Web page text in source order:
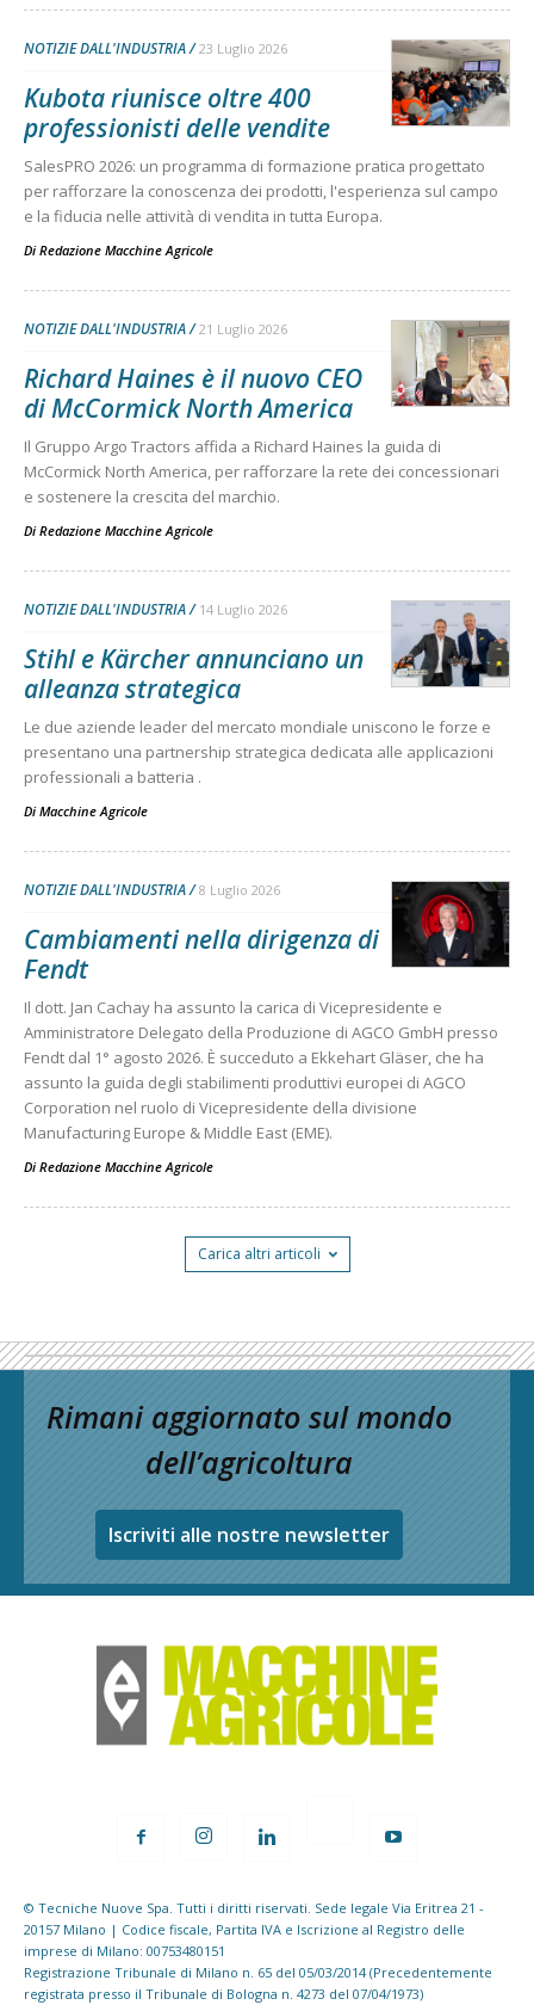
NOTIZIE DALL'INDUSTRIA 23 Luglio 2026
Kubota riunisce oltre 400
professionisti delle vendite
SalesPRO 2026: un programma di formazione pratica progettato
per rafforzare la conoscenza dei prodotti, l'esperienza sul campo
e la fiducia nelle attività di vendita in tutta Europa.
Di Redazione Macchine Agricole
NOTIZIE DALL'INDUSTRIA 21 Luglio 2026
Richard Haines è il nuovo CEO
di McCormick North America
Il Gruppo Argo Tractors affida a Richard Haines la guida di
McCormick North America, per rafforzare la rete dei concessionari
e sostenere la crescita del marchio.
Di Redazione Macchine Agricole
NOTIZIE DALL'INDUSTRIA 14 Luglio 2026
Stihl e Kärcher annunciano un
alleanza strategica
Le due aziende leader del mercato mondiale uniscono le forze e
presentano una partnership strategica dedicata alle applicazioni
professionali a batteria .
Di Macchine Agricole
NOTIZIE DALL'INDUSTRIA 8 Luglio 2026
Cambiamenti nella dirigenza di
Fendt
Il dott. Jan Cachay ha assunto la carica di Vicepresidente e
Amministratore Delegato della Produzione di AGCO GmbH presso
Fendt dal 1° agosto 2026. È succeduto a Ekkehart Gläser, che ha
assunto la guida degli stabilimenti produttivi europei di AGCO
Corporation nel ruolo di Vicepresidente della divisione
Manufacturing Europe & Middle East (EME).
Di Redazione Macchine Agricole
Carica altri articoli
Rimani aggiornato sul mondo
dell’agricoltura
Iscriviti alle nostre newsletter
© Tecniche Nuove Spa. Tutti i diritti riservati. Sede legale Via Eritrea 21 -
20157 Milano | Codice fiscale, Partita IVA e Iscrizione al Registro delle
imprese di Milano: 00753480151
Registrazione Tribunale di Milano n. 65 del 05/03/2014 (Precedentemente
registrata presso il Tribunale di Bologna n. 4273 del 07/04/1973)